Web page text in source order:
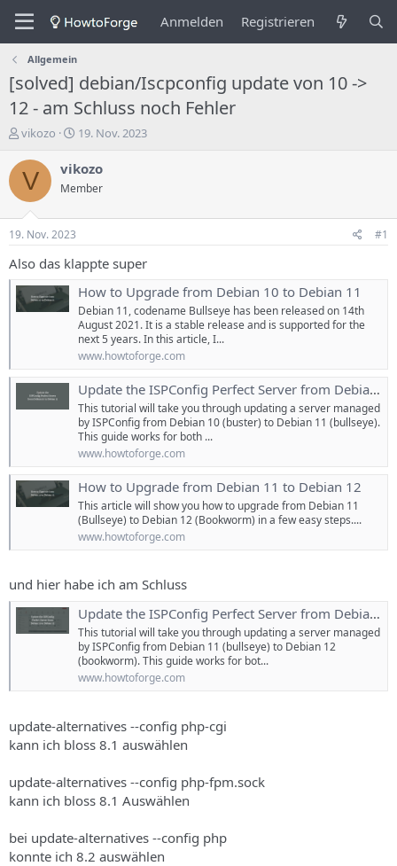
Anmelden Registrieren
Allgemein
[solved] debian/Iscpconfig update von 10 ->
12 - am Schluss noch Fehler
E
s
t
e
e
r
e
s
a
vikozo
E
s
e
n
g
s
d
a
t
u
19. Nov. 2023
V vikozo
Member
19. Nov. 2023 #1
Also das klappte super
How to Upgrade from Debian 10 to Debian 11
Debian 11, codename Bullseye has been released on 14th
August 2021. It is a stable release and is supported for the
next 5 years. In this article, I...
www.howtoforge.com
Update the ISPConfig Perfect Server from Debian 10 to Debian 11
This tutorial will take you through updating a server managed
by ISPConfig from Debian 10 (buster) to Debian 11 (bullseye).
This guide works for both ...
www.howtoforge.com
How to Upgrade from Debian 11 to Debian 12
This article will show you how to upgrade from Debian 11
(Bullseye) to Debian 12 (Bookworm) in a few easy steps....
www.howtoforge.com
und hier habe ich am Schluss
Update the ISPConfig Perfect Server from Debian 11 to Debian 12
This tutorial will take you through updating a server managed
by ISPConfig from Debian 11 (bullseye) to Debian 12
(bookworm). This guide works for bot...
www.howtoforge.com
update-alternatives --config php-cgi
kann ich bloss 8.1 auswählen
update-alternatives --config php-fpm.sock
kann ich bloss 8.1 Auswählen
bei update-alternatives --config php
konnte ich 8.2 auswählen